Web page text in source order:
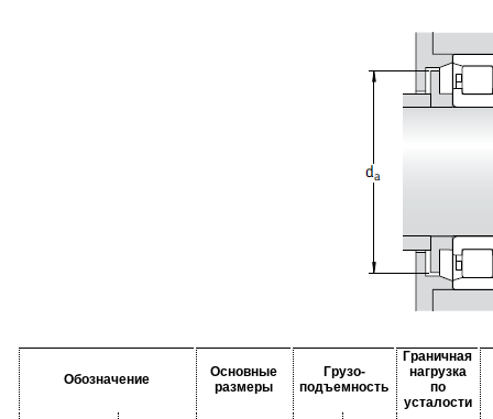
Обозначение
Основные
размеры
Грузо-
подъемность
Граничная
нагрузка
по
усталости